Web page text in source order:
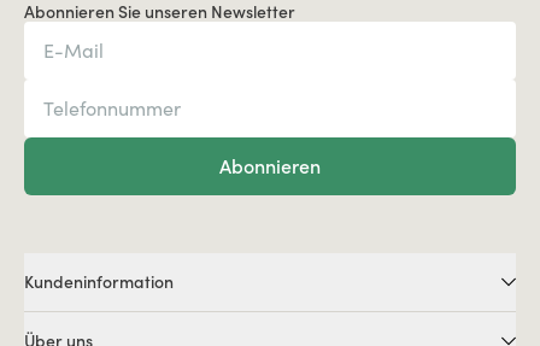
Abonnieren Sie unseren Newsletter
Abonnieren
Kundeninformation
Über uns